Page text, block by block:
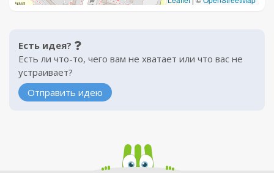
Есть идея?
Есть ли что-то, чего вам не хватает или что вас не
устраивает?
Отправить идею